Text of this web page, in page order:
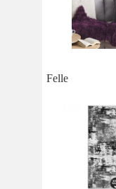
Felle